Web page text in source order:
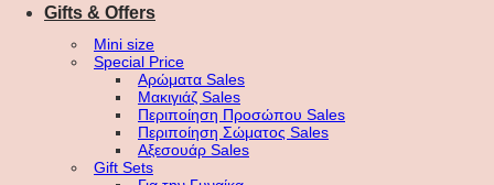
Gifts & Offers
Mini size
Special Price
Αρώματα Sales
Μακιγιάζ Sales
Περιποίηση Προσώπου Sales
Περιποίηση Σώματος Sales
Αξεσουάρ Sales
Gift Sets